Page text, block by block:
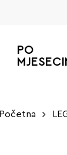
PO
Početna